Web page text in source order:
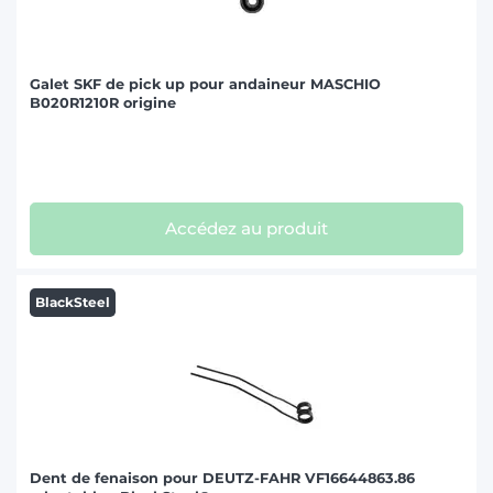
Galet SKF de pick up pour andaineur MASCHIO
B020R1210R origine
Accédez au produit
BlackSteel
Dent de fenaison pour DEUTZ-FAHR VF16644863.86